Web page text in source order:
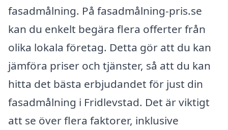
fasadmålning. På fasadmålning-pris.se
kan du enkelt begära flera offerter från
olika lokala företag. Detta gör att du kan
jämföra priser och tjänster, så att du kan
hitta det bästa erbjudandet för just din
fasadmålning i Fridlevstad. Det är viktigt
att se över flera faktorer, inklusive